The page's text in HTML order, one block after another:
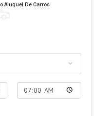
Aluguel De Carros